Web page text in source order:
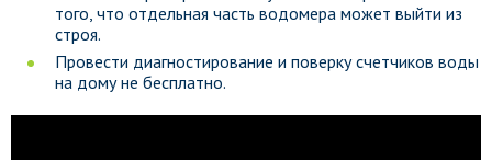
того, что отдельная часть водомера может выйти из
строя.
Провести диагностирование и поверку счетчиков воды
на дому не бесплатно.